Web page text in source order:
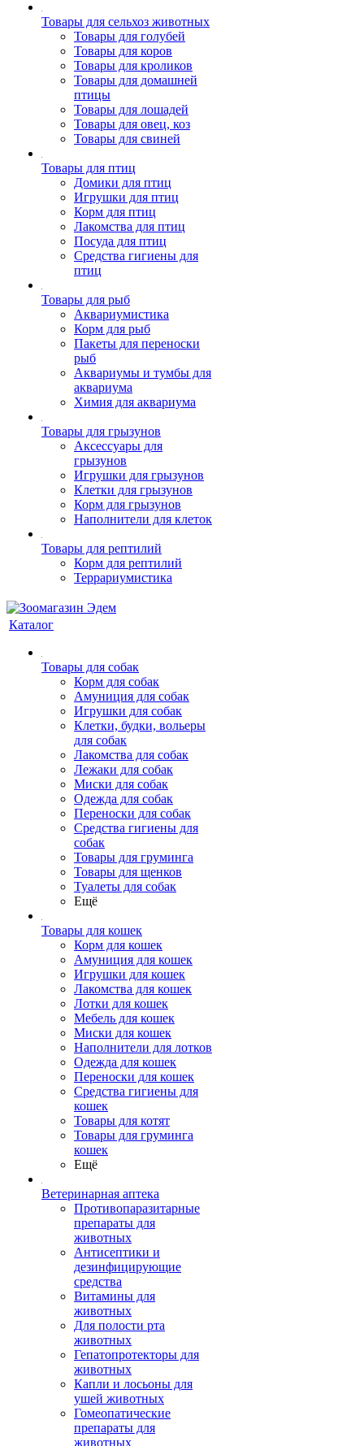
Товары для сельхоз животных
Товары для голубей
Товары для коров
Товары для кроликов
Товары для домашней
птицы
Товары для лошадей
Товары для овец, коз
Товары для свиней
Товары для птиц
Домики для птиц
Игрушки для птиц
Корм для птиц
Лакомства для птиц
Посуда для птиц
Средства гигиены для
птиц
Товары для рыб
Аквариумистика
Корм для рыб
Пакеты для переноски
рыб
Аквариумы и тумбы для
аквариума
Химия для аквариума
Товары для грызунов
Аксессуары для
грызунов
Игрушки для грызунов
Клетки для грызунов
Корм для грызунов
Наполнители для клеток
Товары для рептилий
Корм для рептилий
Террариумистика
Каталог
Товары для собак
Корм для собак
Амуниция для собак
Игрушки для собак
Клетки, будки, вольеры
для собак
Лакомства для собак
Лежаки для собак
Миски для собак
Одежда для собак
Переноски для собак
Средства гигиены для
собак
Товары для груминга
Товары для щенков
Туалеты для собак
Ещё
Товары для кошек
Корм для кошек
Амуниция для кошек
Игрушки для кошек
Лакомства для кошек
Лотки для кошек
Мебель для кошек
Миски для кошек
Наполнители для лотков
Одежда для кошек
Переноски для кошек
Средства гигиены для
кошек
Товары для котят
Товары для груминга
кошек
Ещё
Ветеринарная аптека
Противопаразитарные
препараты для
животных
Антисептики и
дезинфицирующие
средства
Витамины для
животных
Для полости рта
животных
Гепатопротекторы для
животных
Капли и лосьоны для
ушей животных
Гомеопатические
препараты для
животных